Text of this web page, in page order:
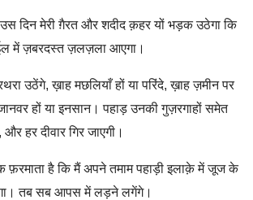
दिन मेरी ग़ैरत और शदीद क़हर यों भड़क उठेगा कि
में ज़बरदस्त ज़लज़ला आएगा।
उठेंगे, ख़ाह मछलियाँ हों या परिंदे, ख़ाह ज़मीन पर
हों या इनसान। पहाड़ उनकी गुज़रगाहों समेत
हर दीवार गिर जाएगी।
फ़रमाता है कि मैं अपने तमाम पहाड़ी इलाक़े में जूज के
तब सब आपस में लड़ने लगेंगे।